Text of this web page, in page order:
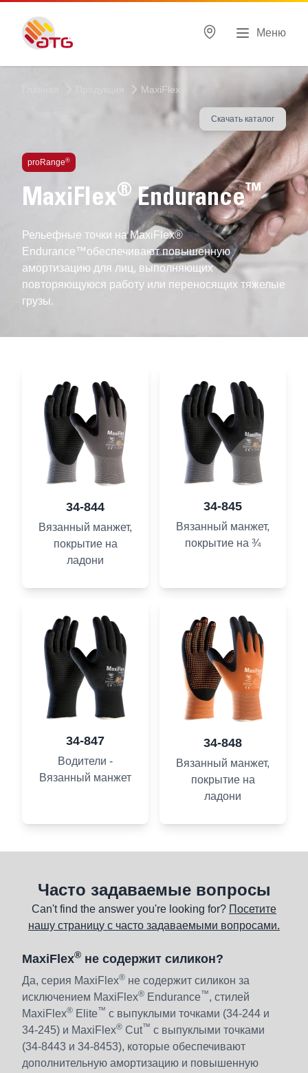
Меню
MaxiFlex®
Скачать каталог
proRange®
MaxiFlex®Endurance™
Рельефные точки на MaxiFlex®
Endurance™обеспечивают повышенную
амортизацию для лиц, выполняющих
повторяющуюся работу или переносящих тяжелые
грузы.
34-844
Вязанный манжет,
покрытие на
ладони
34-845
Вязанный манжет,
покрытие на ¾
34-847
Водители -
Вязанный манжет
34-848
Вязанный манжет,
покрытие на
ладони
Часто задаваемые вопросы
Can't find the answer you're looking for? Посетите
нашу страницу с часто задаваемыми вопросами.
MaxiFlex® не содержит силикон?
Да, серия MaxiFlex® не содержит силикон за
исключением MaxiFlex® Endurance™, стилей
MaxiFlex® Elite™ с выпуклыми точками (34-244 и
34-245) и MaxiFlex® Cut™ с выпуклыми точками
(34-8443 и 34-8453), которые обеспечивают
дополнительную амортизацию и повышенную